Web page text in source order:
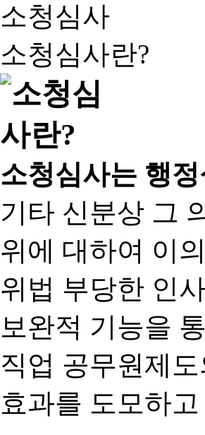
소청심사
소청심사란?
소청심사는 행
기타 신분상 그
위에 대하여 이
위법 부당한 인
보완적 기능을
직업 공무원제
효과를 도모하